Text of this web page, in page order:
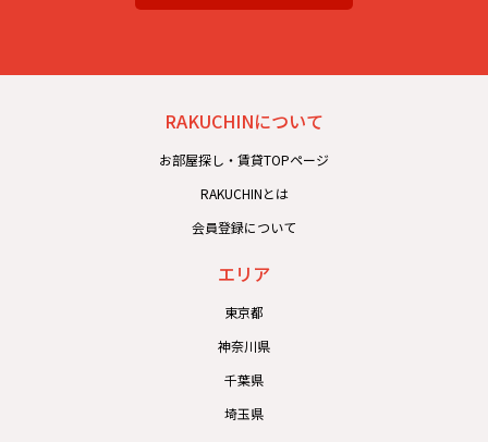
RAKUCHINについて
お部屋探し・賃貸TOPページ
RAKUCHINとは
会員登録について
エリア
東京都
神奈川県
千葉県
埼玉県